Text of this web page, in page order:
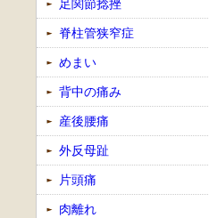
足関節捻挫
脊柱管狭窄症
めまい
背中の痛み
産後腰痛
外反母趾
片頭痛
肉離れ